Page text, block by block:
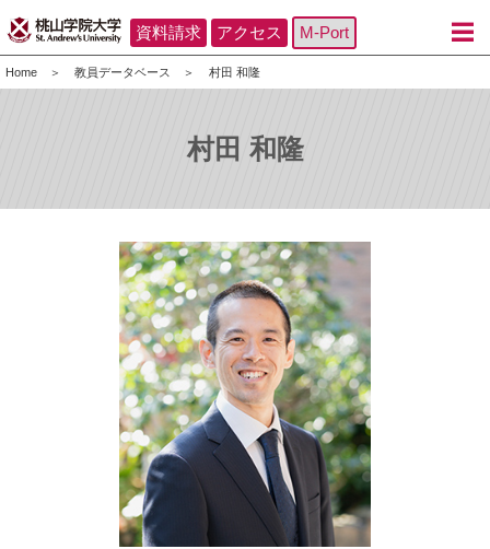
資料請求 アクセス M-Port
Home 教員データベース 村田 和隆
村田 和隆